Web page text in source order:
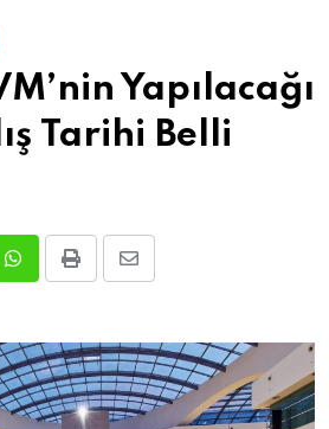
Yapılacağı
Tarihi Belli
WhatsappPrint
Share
Email